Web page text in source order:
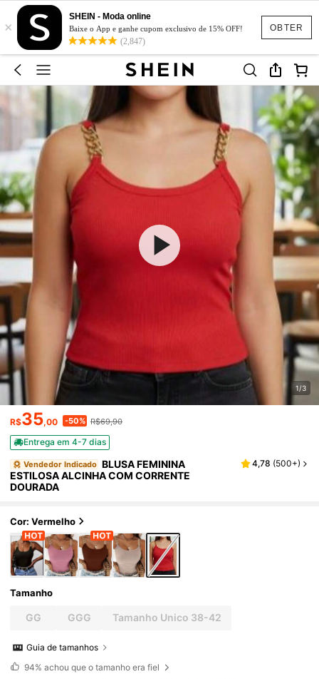
OBTER
×
SHEIN - Moda online
Baixe o App e ganhe cupom exclusivo de 15% OFF!
(2,847)
1/3
R$35,00 -50% R$69,90
Entrega em 4-7 dias
Vendedor Indicado BLUSA FEMININA
ESTILOSA ALCINHA COM CORRENTE
DOURADA
4,78 (500+)
Cor: Vermelho
Tamanho
GG GGG Tamanho Unico 38-42
Guia de tamanhos
94% achou que o tamanho era fiel